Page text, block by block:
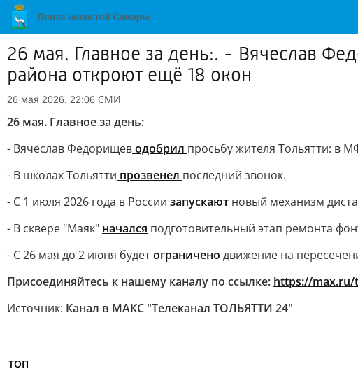
26 мая. Главное за день:. - Вячеслав
района откроют ещё 18 окон
26 мая 2026, 22:06 СМИ
26 мая. Главное за день:
- Вячеслав Федорищеводобрил просьбу жителя Тольятти: в
- В школах Тольятти прозвенел последний звонок.
- С 1 июля 2026 года в России запускают новый механизм
- В сквере "Маяк" начался подготовительный этап ремонта
- С 26 мая до 2 июня будетограничено движение на
Присоединяйтесь к нашему каналу по ссылке: https://
Источник: Канал в МАКС "Телеканал ТОЛЬЯТТИ 24"
ТОП